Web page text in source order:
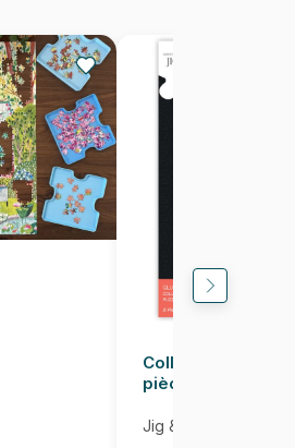
Colle pour Puzzle
pièces
Jig & Puz